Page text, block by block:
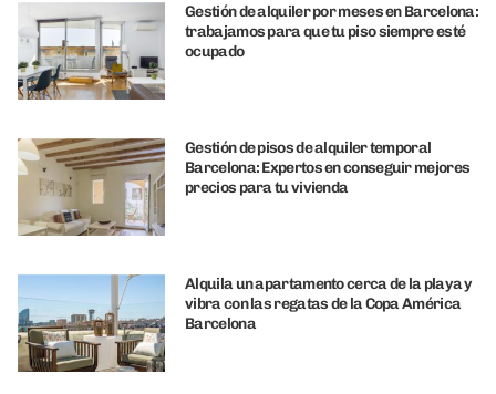
Gestión de alquiler por meses en Barcelona:
trabajamos para que tu piso siempre esté
ocupado
Gestión de pisos de alquiler temporal
Barcelona: Expertos en conseguir mejores
precios para tu vivienda
Alquila un apartamento cerca de la playa y
vibra con las regatas de la Copa América
Barcelona